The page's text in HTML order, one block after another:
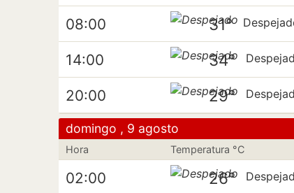
08:00 31°
14:00 34°
20:00 29°
domingo , 9 agosto
Hora Temperatura °C
02:00 26°